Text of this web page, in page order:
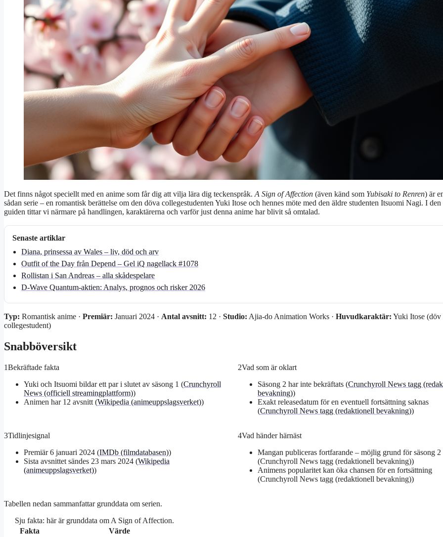
Det finns något speciellt med en anime som får dig att vilja lära dig teckenspråk.A Sign of Affection (även känd som Yubisaki to Renren) är
sådan serie – en romantisk berättelse om den döva collegestudenten Yuki Itose och hennes möte med den äldre studenten Itsuomi Nagi. I den
guiden tittar vi närmare på handlingen, karaktärerna och varför just denna anime har blivit så omtalad.
Senaste artiklar
Diana, prinsessa av Wales – liv, död och arv
Outfit of the Day från Depend – Gel iQ nagellack #1078
Rollistan i San Andreas – alla skådespelare
D-Wave Quantum-aktien: Analys, prognos och risker 2026
Typ: Romantisk anime · Premiär: Januari 2024 · Antal avsnitt: 12 · Studio: Ajia-do Animation Works · Huvudkaraktär: Yuki Itose (döv
collegestudent)
Snabböversikt
1Bekräftade fakta
Yuki och Itsuomi bildar ett par i slutet av säsong 1 (Crunchyroll
News (officiell streamingplattform))
Animen har 12 avsnitt (Wikipedia (animeuppslagsverket))
2Vad som är oklart
Säsong 2 har inte bekräftats (Crunchyroll News tagg
bevakning))
Exakt releasedatum för en eventuell fortsättning saknas
(Crunchyroll News tagg (redaktionell bevakning))
3Tidlinjesignal
Premiär 6 januari 2024 (IMDb (filmdatabasen))
Sista avsnittet sändes 23 mars 2024 (Wikipedia
(animeuppslagsverket))
4Vad händer härnäst
Mangan publiceras fortfarande – möjlig grund för säsong 2
(Crunchyroll News tagg (redaktionell bevakning))
Animens popularitet kan öka chansen för en fortsättning
(Crunchyroll News tagg (redaktionell bevakning))
Tabellen nedan sammanfattar grunddata om serien.
Sju fakta: här är grunddata om A Sign of Affection.
Fakta
Värde